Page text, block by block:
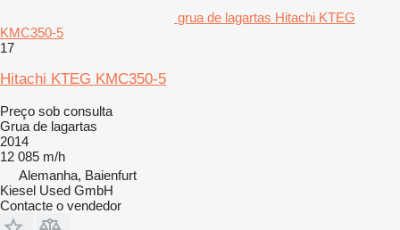
grua de lagartas Hitachi KTEG
KMC350-5
17
Hitachi KTEG KMC350-5
Preço sob consulta
Grua de lagartas
2014
12 085 m/h
Alemanha, Baienfurt
Kiesel Used GmbH
Contacte o vendedor